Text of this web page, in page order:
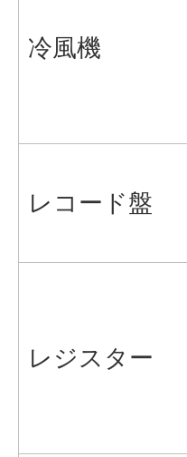
冷風機
レコード盤
レジスター